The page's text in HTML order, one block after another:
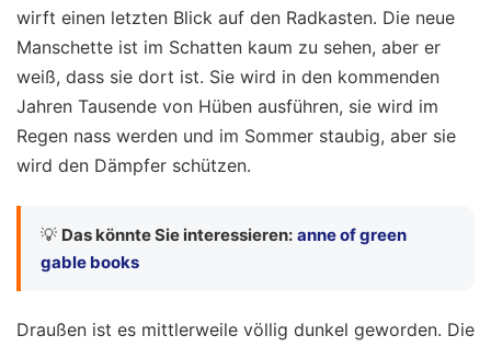
wirft einen letzten Blick auf den Radkasten. Die neue
Manschette ist im Schatten kaum zu sehen, aber er
weiß, dass sie dort ist. Sie wird in den kommenden
Jahren Tausende von Hüben ausführen, sie wird im
Regen nass werden und im Sommer staubig, aber sie
wird den Dämpfer schützen.
💡 Das könnte Sie interessieren: anne of green
gable books
Draußen ist es mittlerweile völlig dunkel geworden. Die